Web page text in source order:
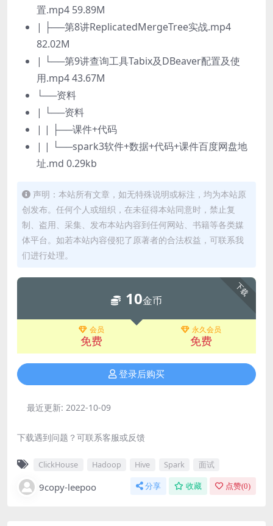
置.mp4 59.89M
| ├──第8讲ReplicatedMergeTree实战.mp4
82.02M
| └──第9讲查询工具Tabix及DBeaver配置及使
用.mp4 43.67M
└──资料
| └──资料
| | ├──课件+代码
| | └──spark3软件+数据+代码+课件百度网盘地
址.md 0.29kb
声明：本站所有文章，如无特殊说明或标注，均为本站原
创发布。任何个人或组织，在未征得本站同意时，禁止复
制、盗用、采集、发布本站内容到任何网站、书籍等各类媒
体平台。如若本站内容侵犯了原著者的合法权益，可联系我
们进行处理。
下载
10金币
会员
免费
永久会员
免费
登录后购买
最近更新: 2022-10-09
下载遇到问题？可联系客服或反馈
ClickHouse Hadoop Hive Spark 面试
9copy-leepoo 分享 收藏 点赞(0)